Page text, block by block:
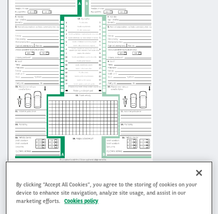
Arval - správa o nehode_DE-EN
By clicking “Accept All Cookies”, you agree to the storing of cookies on your
device to enhance site navigation, analyze site usage, and assist in our
marketing efforts.
Cookies policy